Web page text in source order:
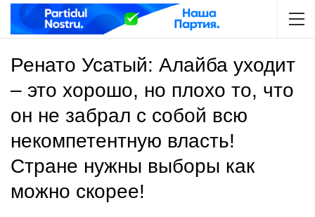
Ренато Усатый: Алайба уходит
– это хорошо, но плохо то, что
он не забрал с собой всю
некомпетентную власть!
Стране нужны выборы как
можно скорее!